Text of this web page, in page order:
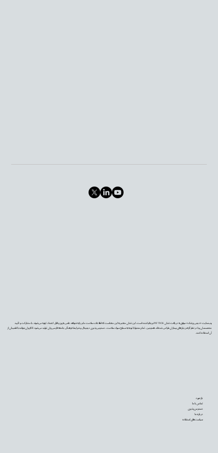
وب‌سایت «دیجی‌پزشک» موفق به دریافت نشان PIF TICK بریتانیا شده است. این نشان معتبر به این معناست که اطلاعات سلامت ما بر پایه شواهد علمی به‌روز و قابل اعتماد تهیه می‌شوند، با مشارکت و تأیید
متخصصان و با در نظر گرفتن نیازهای بیماران طراحی شده‌اند. همچنین، تمام محتوا با توجه به سطح سواد سلامت، دسترس‌پذیری دیجیتال و شرایط فرهنگی جامعه فارسی‌زبان تولید می‌شود تا کاربران بتوانند با اطمینان از
آن استفاده کنند.
بازخورد
تماس با ما
دسترس‌پذیری
درباره ما
سیاست‌های استفاده